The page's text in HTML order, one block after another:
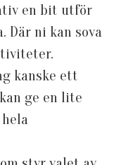
en bit utför
Där ni kan sova
kanske ett
ge en lite